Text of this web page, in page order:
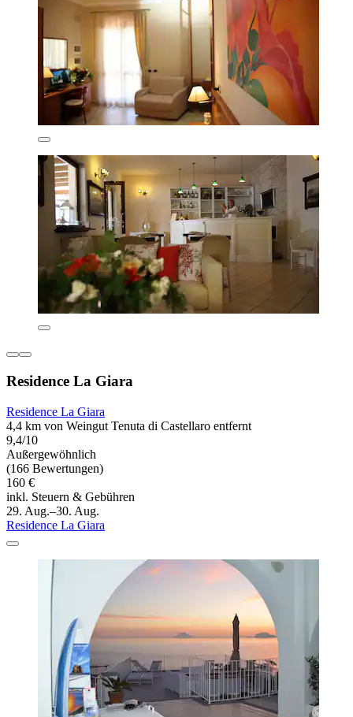
Residence La Giara
Residence La Giara
4,4 km von Weingut Tenuta di Castellaro entfernt
9,4/10
Außergewöhnlich
(166 Bewertungen)
160 €
inkl. Steuern & Gebühren
29. Aug.–30. Aug.
Residence La Giara